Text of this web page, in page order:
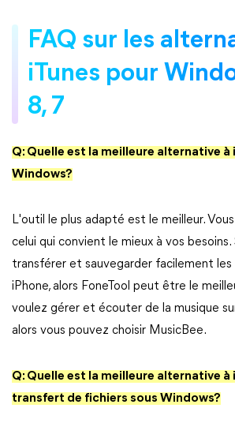
FAQ sur les
iTunes pour
8, 7
Q: Quelle est la meilleure alternative à
Windows?
L'outil le plus adapté est le meilleur.
celui qui convient le mieux à vos besoins.
transférer et sauvegarder facilement
iPhone, alors FoneTool peut être le
voulez gérer et écouter de la musique
alors vous pouvez choisir MusicBee.
Q: Quelle est la meilleure alternative à
transfert de fichiers sous Windows?